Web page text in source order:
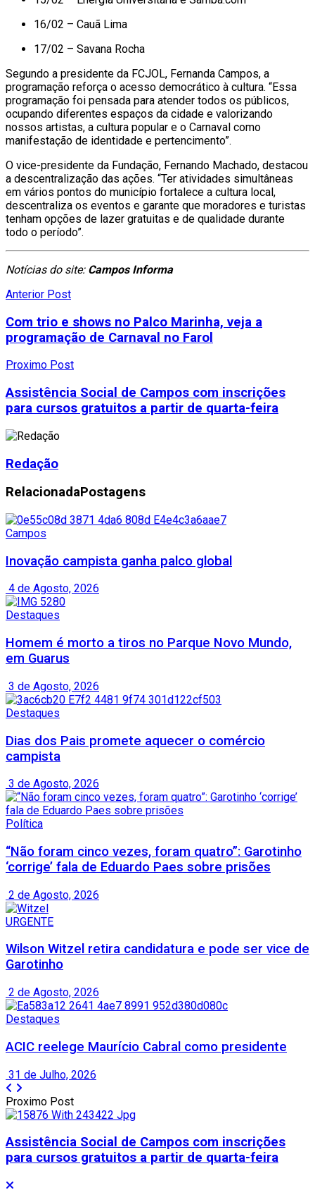
16/02 – Cauã Lima
17/02 – Savana Rocha
Segundo a presidente da FCJOL, Fernanda Campos, a
programação reforça o acesso democrático à cultura. “Essa
programação foi pensada para atender todos os públicos,
ocupando diferentes espaços da cidade e valorizando
nossos artistas, a cultura popular e o Carnaval como
manifestação de identidade e pertencimento”.
O vice-presidente da Fundação, Fernando Machado, destacou
a descentralização das ações. “Ter atividades simultâneas
em vários pontos do município fortalece a cultura local,
descentraliza os eventos e garante que moradores e turistas
tenham opções de lazer gratuitas e de qualidade durante
todo o período”.
Notícias do site: Campos Informa
Anterior Post
Com trio e shows no Palco Marinha, veja a
programação de Carnaval no Farol
Proximo Post
Assistência Social de Campos com inscrições
para cursos gratuitos a partir de quarta-feira
Redação
RelacionadaPostagens
Campos
Inovação campista ganha palco global
4 de Agosto, 2026
Destaques
Homem é morto a tiros no Parque Novo Mundo,
em Guarus
3 de Agosto, 2026
Destaques
Dias dos Pais promete aquecer o comércio
campista
3 de Agosto, 2026
Política
“Não foram cinco vezes, foram quatro”: Garotinho
‘corrige’ fala de Eduardo Paes sobre prisões
2 de Agosto, 2026
URGENTE
Wilson Witzel retira candidatura e pode ser vice de
Garotinho
2 de Agosto, 2026
Destaques
ACIC reelege Maurício Cabral como presidente
31 de Julho, 2026
Proximo Post
Assistência Social de Campos com inscrições
para cursos gratuitos a partir de quarta-feira